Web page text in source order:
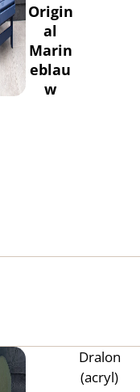
Origin
al
Marin
eblau
w
Dralon
(acryl)